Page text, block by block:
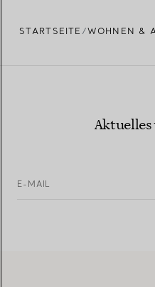
STARTSEITE WOHNEN &
E-MAIL